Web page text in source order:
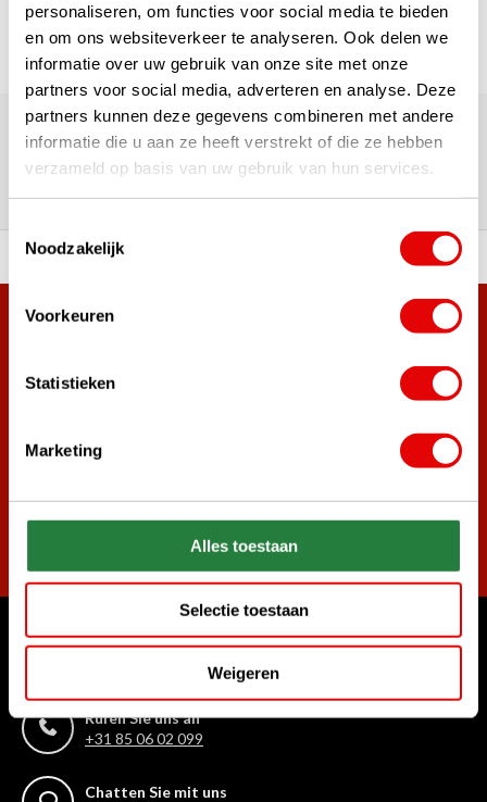
personaliseren, om functies voor social media te bieden
en om ons websiteverkeer te analyseren. Ook delen we
informatie over uw gebruik van onze site met onze
partners voor social media, adverteren en analyse. Deze
partners kunnen deze gegevens combineren met andere
informatie die u aan ze heeft verstrekt of die ze hebben
verzameld op basis van uw gebruik van hun services.
Toestemmingsselectie
Noodzakelijk
Voorkeuren
Statistieken
Marketing
Alles toestaan
Selectie toestaan
Weigeren
Über 180.000 Kunden | Über 5.000 Bewertungen | Trusted
Shops, TrustPilot, Google
Bewertungen: Das sagen unsere
Kunden
an Top-Marken! Vor 15:00 Uhr bestellt,
Mehr als 38.000 Kunden haben sich bereits
Melde dich für den Newsletter an und verpasse nie wieder
Abonnieren
Rufen Sie uns an
+31 85 06 02 099
Chatten Sie mit uns